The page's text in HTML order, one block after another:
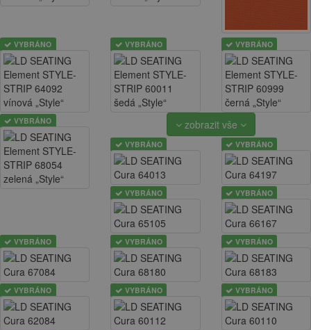
VYBRÁNO VYBRÁNO VYBRÁNO
VYBRÁNO zobrazit vše
VYBRÁNO VYBRÁNO
VYBRÁNO VYBRÁNO
VYBRÁNO VYBRÁNO VYBRÁNO
VYBRÁNO VYBRÁNO VYBRÁNO